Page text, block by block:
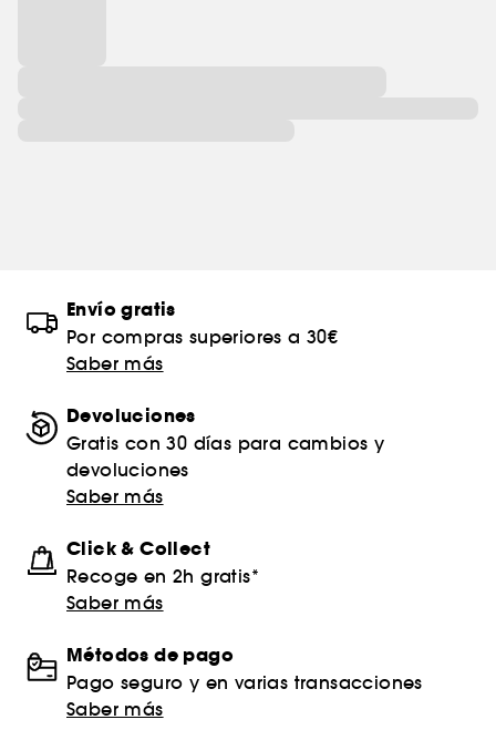
Envío gratis
Por compras superiores a 30€
Saber más
Devoluciones
Gratis con 30 días para cambios y
devoluciones
Saber más
Click & Collect
Recoge en 2h gratis*
Saber más
Métodos de pago
Pago seguro y en varias transacciones
Saber más